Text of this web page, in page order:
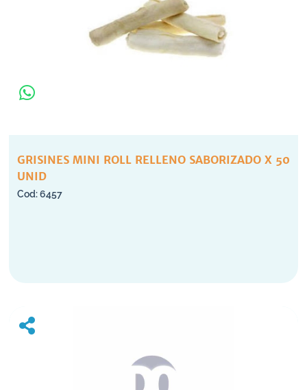
GRISINES MINI ROLL RELLENO SABORIZADO X 50
UNID
6457